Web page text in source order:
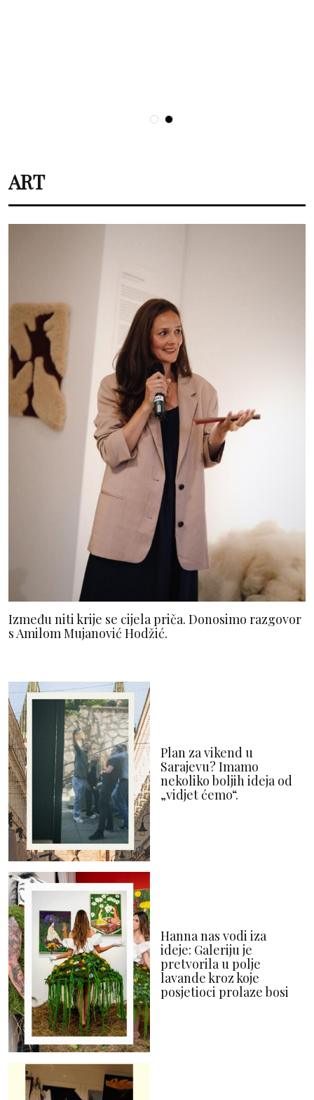
ART
Između niti krije se cijela priča. Donosimo razgovor
s Amilom Mujanović Hodžić.
Plan za vikend u
Sarajevu? Imamo
nekoliko boljih ideja od
„vidjet ćemo“.
Hanna nas vodi iza
ideje: Galeriju je
pretvorila u polje
lavande kroz koje
posjetioci prolaze bosi